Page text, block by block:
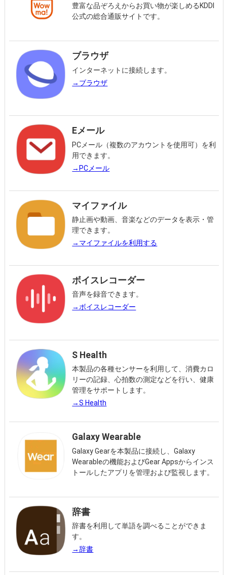
豊富な品ぞろえからお買い物が楽しめるKDDI
公式の総合通販サイトです。
ブラウザ
インターネットに接続します。
→ブラウザ
Eメール
PCメール（複数のアカウントを使用可）を利
用できます。
→PCメール
マイファイル
静止画や動画、音楽などのデータを表示・管
理できます。
→マイファイルを利用する
ボイスレコーダー
音声を録音できます。
→ボイスレコーダー
S Health
本製品の各種センサーを利用して、消費カロ
リーの記録、心拍数の測定などを行い、健康
管理をサポートします。
→S Health
Galaxy Wearable
Galaxy Gearを本製品に接続し、Galaxy
Wearableの機能およびGear Appsからインス
トールしたアプリを管理および監視します。
辞書
辞書を利用して単語を調べることができま
す。
→辞書